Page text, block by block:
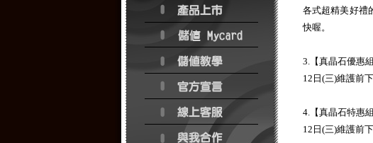
各式超精美好禮
快喔。
3.【真晶石優惠
12日(三)維護前
4.【真晶石特惠
12日(三)維護前